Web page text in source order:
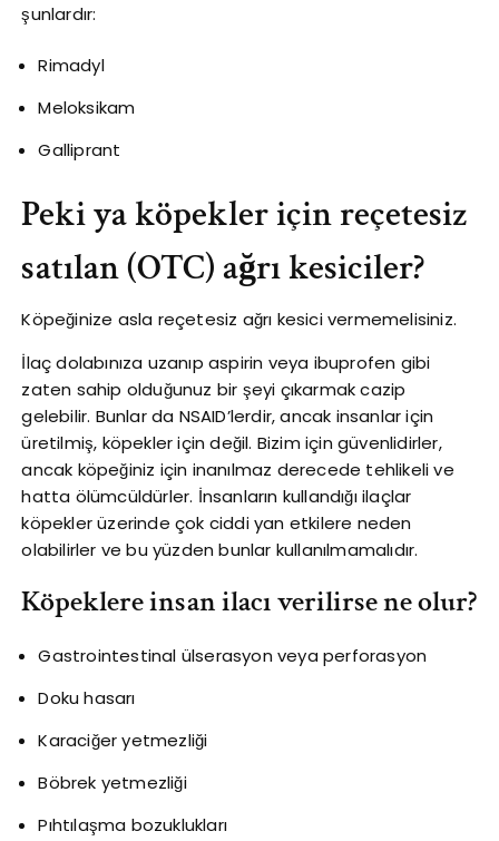
şunlardır:
Rimadyl
Meloksikam
Galliprant
Peki ya köpekler için reçetesiz
satılan (OTC) ağrı kesiciler?
Köpeğinize asla reçetesiz ağrı kesici vermemelisiniz.
İlaç dolabınıza uzanıp aspirin veya ibuprofen gibi
zaten sahip olduğunuz bir şeyi çıkarmak cazip
gelebilir. Bunlar da NSAID’lerdir, ancak insanlar için
üretilmiş, köpekler için değil. Bizim için güvenlidirler,
ancak köpeğiniz için inanılmaz derecede tehlikeli ve
hatta ölümcüldürler. İnsanların kullandığı ilaçlar
köpekler üzerinde çok ciddi yan etkilere neden
olabilirler ve bu yüzden bunlar kullanılmamalıdır.
Köpeklere insan ilacı verilirse ne olur?
Gastrointestinal ülserasyon veya perforasyon
Doku hasarı
Karaciğer yetmezliği
Böbrek yetmezliği
Pıhtılaşma bozuklukları